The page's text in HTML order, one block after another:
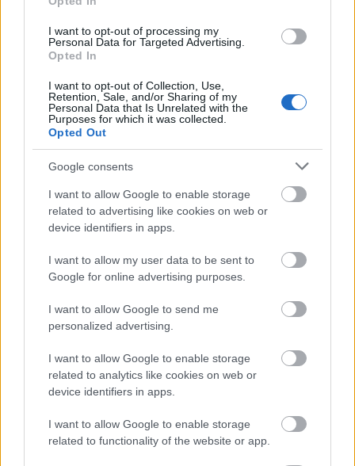
I want to opt-out of processing my
Personal Data for Targeted Advertising.
Opted In
I want to opt-out of Collection, Use,
Retention, Sale, and/or Sharing of my
Personal Data that Is Unrelated with the
Purposes for which it was collected.
Opted Out
Google consents
I want to allow Google to enable storage
related to advertising like cookies on web or
device identifiers in apps.
I want to allow my user data to be sent to
Google for online advertising purposes.
I want to allow Google to send me
personalized advertising.
I want to allow Google to enable storage
related to analytics like cookies on web or
device identifiers in apps.
I want to allow Google to enable storage
related to functionality of the website or app.
Lavór
„NEM TÖBB EZER EMBERRE UTAZUNK, HANEM
EGY VÁLOGATOTT TÁRSASÁGRA”